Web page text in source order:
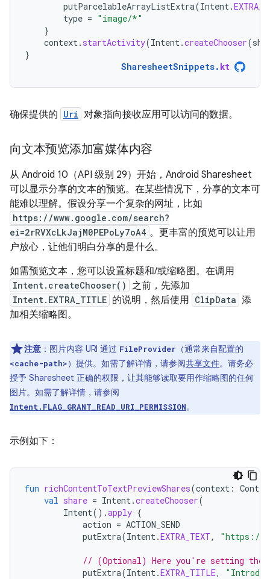
putParcelableArrayListExtra(Intent.
type = "image/*"
}
context. startActivity(Intent.createChooser(
}
SharesheetSnippets. kt
确保提供的 Uri 对象指向接收应用可以访问的数据。
向文本预览添加富媒体内容
从 Android 10（API 级别 29）开始，Android Sharesheet
可以显示分享的文本的预览。在某些情况下，分享的文本可
能难以理解。假设分享一个复杂的网址，比如
https://www.google.com/search?
ei=2rRVXcLkJajM0PEPoLy7oA4 。更丰富的预览可以让用
户放心，让他们明白分享的是什么。
如需预览文本，您可以设置标题和/或缩略图。在调用
Intent.createChooser() 之前，先添加
Intent.EXTRA_TITLE 的说明，然后使用 ClipData 添
加相关缩略图。
注意 ：图片内容 URI 通过 FileProvider （通常来自配置的
<cache-path>）提供。如需了解详情，请参阅共享文件。请务必
授予 Sharesheet 正确的权限，让其能够读取要用作缩略图的任何
图片。如需了解详情，请参阅
Intent.FLAG_GRANT_READ_URI_PERMISSION。
示例如下：
fun richContentToTextPreviewShares(context :
val share = Intent.createChooser(
Intent().apply {
action = ACTION_SEND
putExtra(Intent.EXTRA_TEXT, "https://
// (Optional) Here you're setting
putExtra(Intent.EXTRA_TITLE,